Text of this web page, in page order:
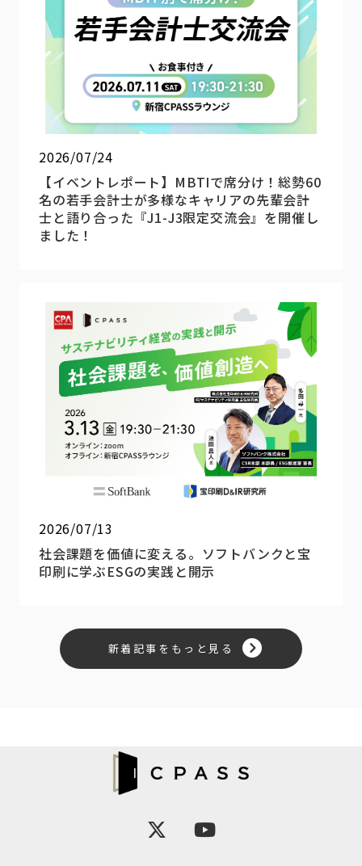
2026/07/24
【イベントレポート】MBTIで席分け！総勢60
名の若手会計士が多様なキャリアの先輩会計
士と語り合った『J1-J3限定交流会』を開催し
ました！
2026/07/13
社会課題を価値に変える。ソフトバンクと宝
印刷に学ぶESGの実践と開示
新着記事をもっと見る